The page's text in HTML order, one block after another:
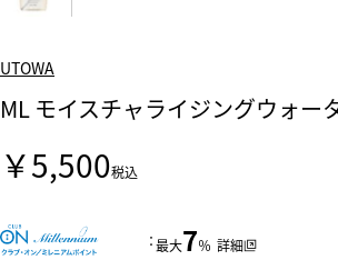
UTOWA
ML モイスチャライジングウォー
￥5,500税込
：最大7％ 詳細